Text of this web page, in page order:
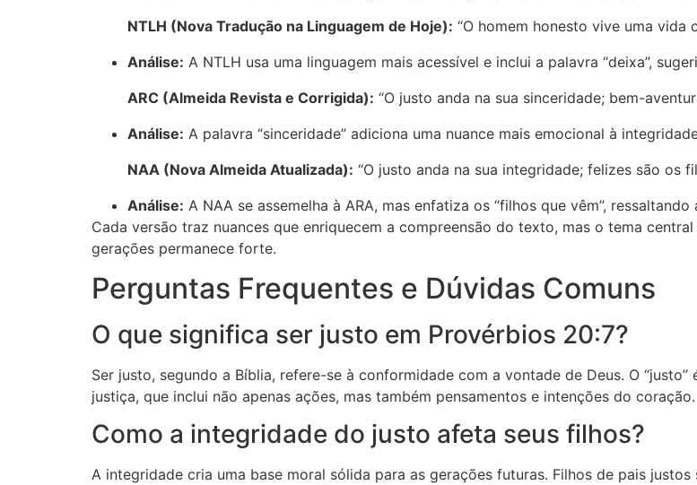
NTLH (Nova Tradução na Linguagem de Hoje): “O homem honesto vive uma vida
Análise: A NTLH usa uma linguagem mais acessível e inclui a palavra “deixa”,
ARC (Almeida Revista e Corrigida): “O justo anda na sua sinceridade; bem-
Análise: A palavra “sinceridade” adiciona uma nuance mais emocional à
NAA (Nova Almeida Atualizada): “O justo anda na sua integridade; felizes são os
Análise: A NAA se assemelha à ARA, mas enfatiza os “filhos que vêm”,
Cada versão traz nuances que enriquecem a compreensão do texto, mas o tema
gerações permanece forte.
Perguntas Frequentes e Dúvidas Comuns
O que significa ser justo em Provérbios 20:7?
Ser justo, segundo a Bíblia, refere-se à conformidade com a vontade de Deus. O
justiça, que inclui não apenas ações, mas também pensamentos e intenções do coração.
Como a integridade do justo afeta seus filhos?
A integridade cria uma base moral sólida para as gerações futuras. Filhos de pais